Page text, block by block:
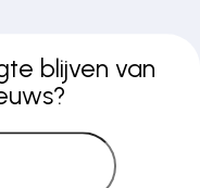
blijven van